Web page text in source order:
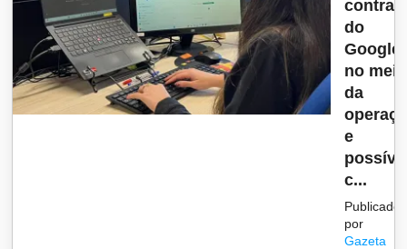
do
Google
no meio
da
e
c...
Publicado
por
Gazeta